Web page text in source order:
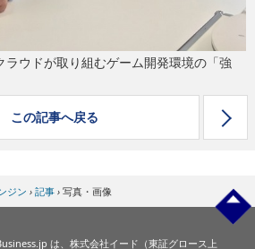
ラウドが取り組むゲーム開発環境の「強
この記事へ戻る
ジン › 記事 › 写真・画像
は、株式会社イード（東証グロース上